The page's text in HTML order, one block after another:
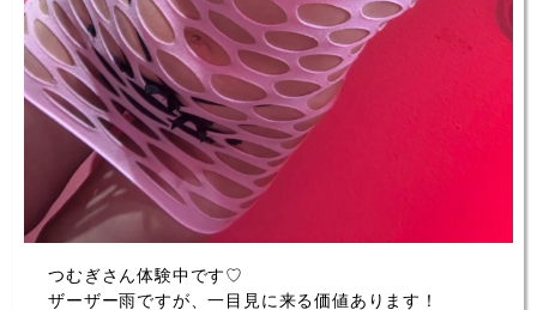
つむぎさん体験中です♡
ザーザー雨ですが、一目見に来る価値あります！